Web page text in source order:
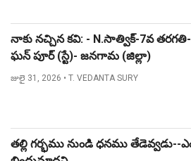
నాకు నచ్చిన కవి: - N.సాత్విక్-7వ
ఘన్ పూర్ (స్టే)- జనగామ (జిల్లా)
జులై 31, 2026 • T. VEDANTA SURY
తల్లి గర్భము నుండి ధనము తేడెవ్వడు--